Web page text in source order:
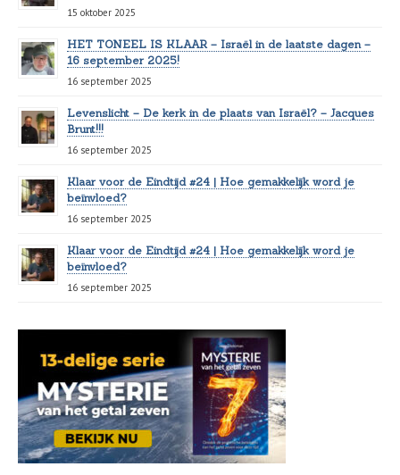
15 oktober 2025
HET TONEEL IS KLAAR – Israël in de laatste dagen –
16 september 2025!
16 september 2025
Levenslicht – De kerk in de plaats van Israël? – Jacques
Brunt!!!
16 september 2025
Klaar voor de Eindtijd #24 | Hoe gemakkelijk word je
beïnvloed?
16 september 2025
Klaar voor de Eindtijd #24 | Hoe gemakkelijk word je
beïnvloed?
16 september 2025